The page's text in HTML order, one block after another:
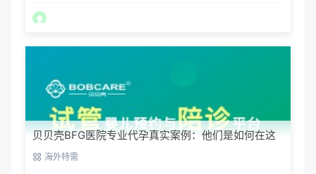
贝贝壳BFG医院专业代孕真实案例：他们是如何在这
里圆梦的
海外特需